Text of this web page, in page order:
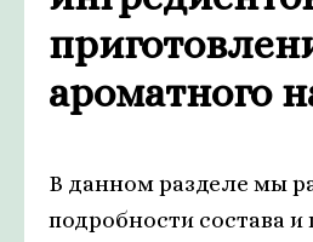
ароматного
В данном разделе мы
подробности состава